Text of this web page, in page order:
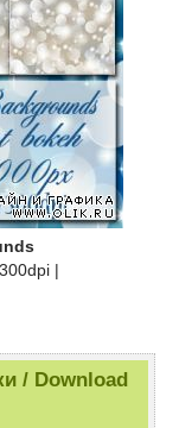
|
/ Download